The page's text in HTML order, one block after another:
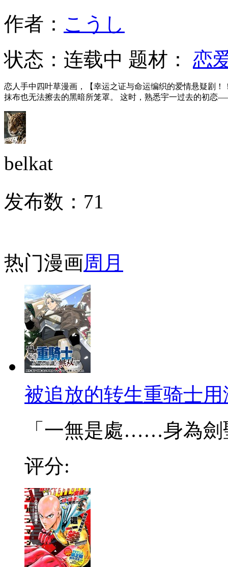
作者： こうし
状态： 连载中 题材： 恋
恋人手中四叶草漫画，【幸运之证与命运编织的爱情悬疑剧
抹布也无法擦去的黑暗所笼罩。 这时，熟悉宇一过去的初
belkat
发布数： 71
热门漫画周 月
被追放的转生重骑士
「一無是處……身為劍
评分: